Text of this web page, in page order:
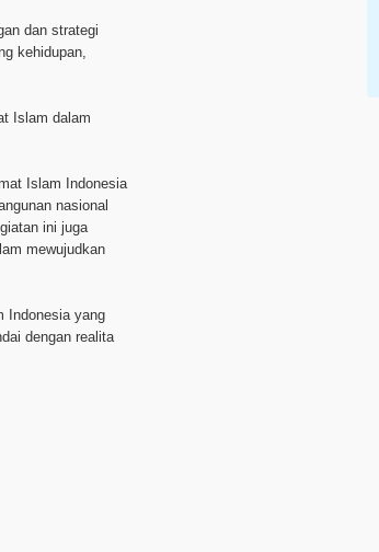
dan strategi
kehidupan,
Islam dalam
Islam Indonesia
nasional
ini juga
mewujudkan
Indonesia yang
dengan realita